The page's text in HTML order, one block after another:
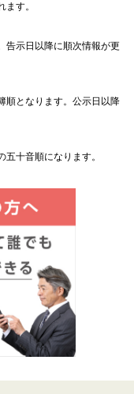
す。
告示日以降に順次情報が更
順となります。公示日以降
十音順になります。